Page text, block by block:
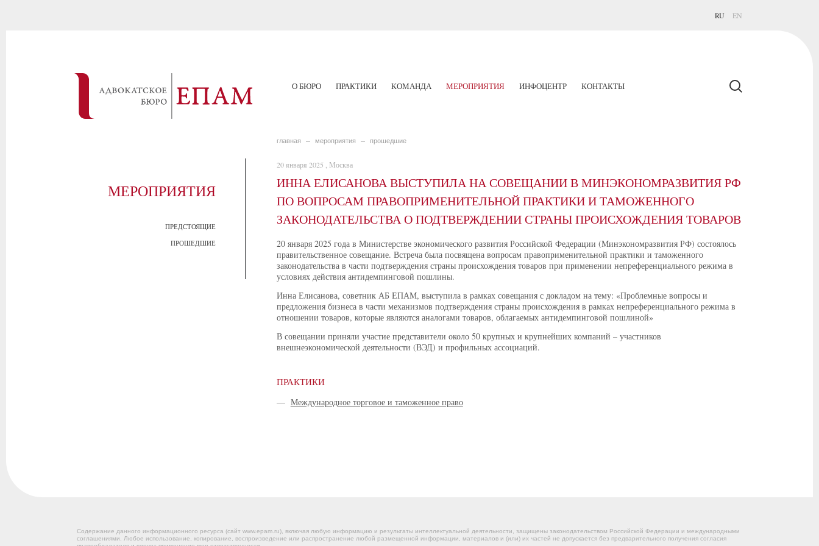
RU EN
О БЮРО ПРАКТИКИ КОМАНДА МЕРОПРИЯТИЯ ИНФОЦЕНТР КОНТАКТЫ
МЕРОПРИЯТИЯ
ПРЕДСТОЯЩИЕ
ПРОШЕДШИЕ
главная мероприятия прошедшие
20 января 2025 , Москва
ИННА ЕЛИСАНОВА ВЫСТУПИЛА НА СОВЕЩАНИИ В МИНЭКОНОМРАЗВИТИЯ РФ
ПО ВОПРОСАМ ПРАВОПРИМЕНИТЕЛЬНОЙ ПРАКТИКИ И ТАМОЖЕННОГО
ЗАКОНОДАТЕЛЬСТВА О ПОДТВЕРЖДЕНИИ СТРАНЫ ПРОИСХОЖДЕНИЯ ТОВАРОВ
20 января 2025 года в Министерстве экономического развития Российской Федерации (Минэкономразвития РФ) состоялось
правительственное совещание. Встреча была посвящена вопросам правоприменительной практики и таможенного
законодательства в части подтверждения страны происхождения товаров при применении непреференциального режима в
условиях действия антидемпинговой пошлины.
Инна Елисанова, советник АБ ЕПАМ, выступила в рамках совещания с докладом на тему: «Проблемные вопросы и
предложения бизнеса в части механизмов подтверждения страны происхождения в рамках непреференциального режима в
отношении товаров, которые являются аналогами товаров, облагаемых антидемпинговой пошлиной»
В совещании приняли участие представители около 50 крупных и крупнейших компаний – участников
внешнеэкономической деятельности (ВЭД) и профильных ассоциаций.
ПРАКТИКИ
— Международное торговое и таможенное право
Содержание данного информационного ресурса (сайт www.epam.ru), включая любую информацию и результаты интеллектуальной деятельности, защищены законодательством Российской Федерации и международными
соглашениями. Любое использование, копирование, воспроизведение или распространение любой размещенной информации, материалов и (или) их частей не допускается без предварительного получения согласия